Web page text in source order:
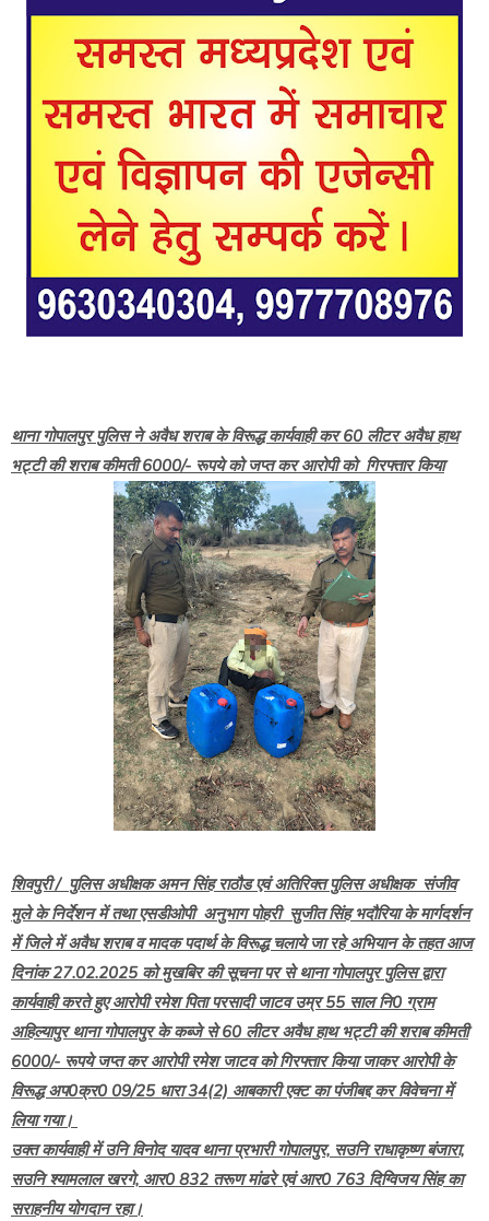
थाना गोपालपुर पुलिस ने अवैध शराब के विरूद्ध कार्यवाही कर 60 लीटर अवैध हाथ
भट्टी की शराब कीमती 6000/- रूपये को जप्त कर आरोपी को गिरफ्तार किया
शिवपुरी / पुलिस अधीक्षक अमन सिंह राठौड एवं अतिरिक्त पुलिस अधीक्षक संजीव
मुले के निर्देशन में तथा एसडीओपी अनुभाग पोहरी सुजीत सिंह भदौरिया के मार्गदर्शन
में जिले में अवैध शराब व मादक पदार्थ के विरूद्ध चलाये जा रहे अभियान के तहत आज
दिनांक 27.02.2025 को मुखबिर की सूचना पर से थाना गोपालपुर पुलिस द्वारा
कार्यवाही करते हुए आरोपी रमेश पिता परसादी जाटव उम्र 55 साल नि0 ग्राम
अहिल्यापुर थाना गोपालपुर के कब्जे से 60 लीटर अवैध हाथ भट्टी की शराब कीमती
6000/- रूपये जप्त कर आरोपी रमेश जाटव को गिरफ्तार किया जाकर आरोपी के
विरूद्ध अप0क्र0 09/25 धारा 34(2) आबकारी एक्ट का पंजीबद्द कर विवेचना में
लिया गया।
उक्त कार्यवाही में उनि विनोद यादव थाना प्रभारी गोपालपुर, सउनि राधाकृष्ण बंजारा,
सउनि श्यामलाल खरगे, आर0 832 तरूण मांढरे एवं आर0 763 दिग्विजय सिंह का
सराहनीय योगदान रहा।